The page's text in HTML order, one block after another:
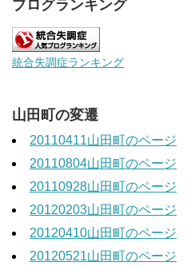
ブログランキング
統合失調症ランキング
山田町の変遷
20110411山田町のページ
20110804山田町のページ
20110928山田町のページ
20120203山田町のページ
20120410山田町のページ
20120521山田町のページ